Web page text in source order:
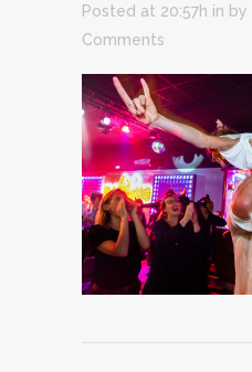
Posted at 20:57h in by
Comments